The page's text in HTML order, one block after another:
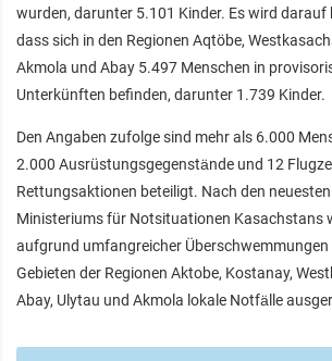
wurden, darunter 5.101 Kinder. Es wird darauf
dass sich in den Regionen Aqtöbe,
Akmola und Abay 5.497 Menschen in
Unterkünften befinden, darunter 1.739 Kinder.
Den Angaben zufolge sind mehr als 6.000
2.000 Ausrüstungsgegenstände und 12
Rettungsaktionen beteiligt. Nach den
Ministeriums für Notsituationen Kasachstans
aufgrund umfangreicher Überschwemmungen
Gebieten der Regionen Aktobe, Kostanay,
Abay, Ulytau und Akmola lokale Notfälle